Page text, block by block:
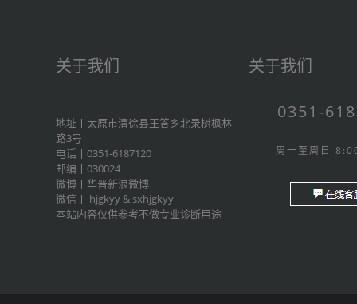
关于我们
地址丨太原市清徐县王答乡北录树枫林
路3号
电话丨0351-6187120
邮编丨030024
微博丨 华晋新浪微博
微信丨 hjgkyy & sxhjgkyy
本站内容仅供参考不做专业诊断用途
关于我们
0351-
周一至周日